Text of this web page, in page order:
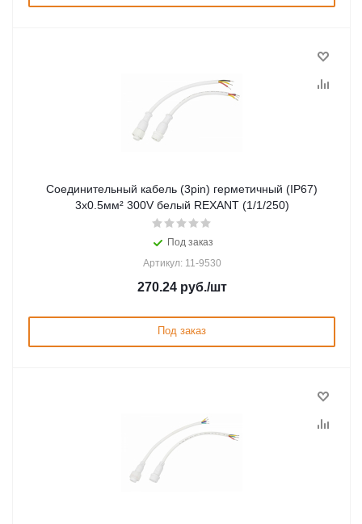
Соединительный кабель (3pin) герметичный (IP67)
3х0.5мм² 300V белый REXANT (1/1/250)
Под заказ
Артикул: 11-9530
270.24руб./шт
Под заказ